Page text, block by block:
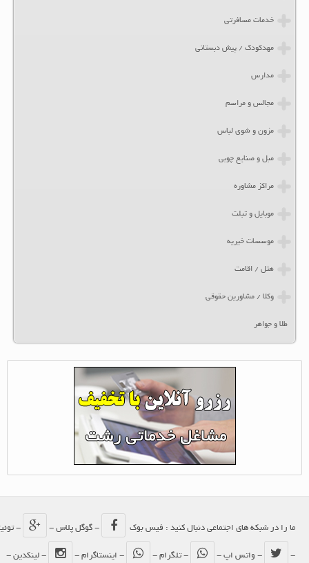
خدمات مسافرتی
مهدکودک / پیش دبستانی
مدارس
مجالس و مراسم
مزون و شوی لباس
مبل و صنایع چوبی
مراکز مشاوره
موبایل و تبلت
موسسات خیریه
هتل / اقامت
وکلا / مشاورین حقوقی
طلا و جواهر
ما را در شبکه های اجتماعی دنبال کنید : فیس بوک - گوگل پلاس - - توئیتر
- واتس اپ - - تلگرام - - اینستاگرام - - لینکدین -